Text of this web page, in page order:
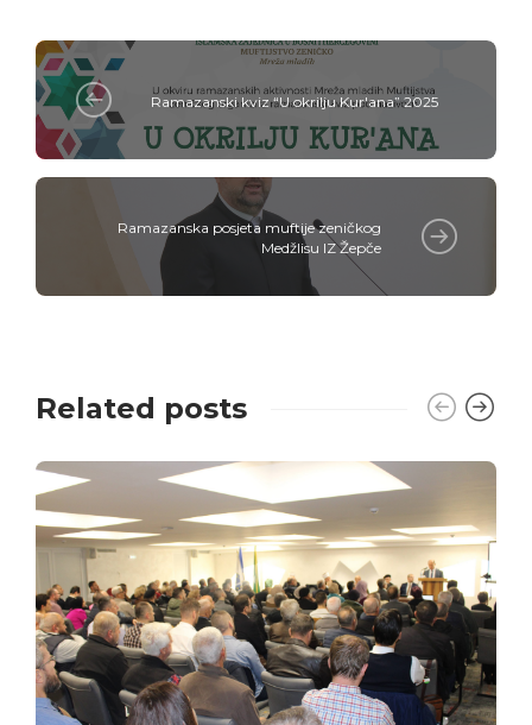
Ramazanski kviz “U okrilju Kur'ana” 2025
Ramazanska posjeta muftije zeničkog
Medžlisu IZ Žepče
Related posts